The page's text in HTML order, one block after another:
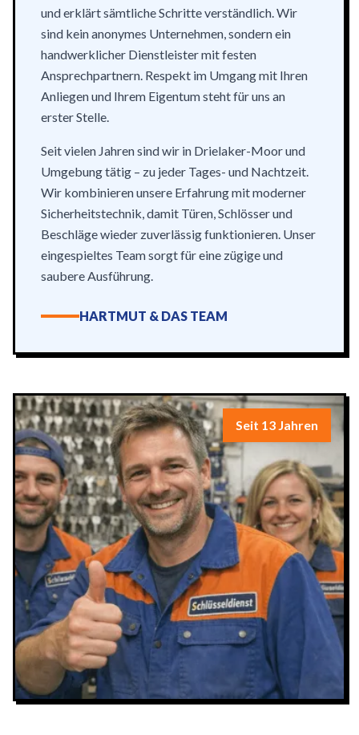
und erklärt sämtliche Schritte verständlich. Wir
sind kein anonymes Unternehmen, sondern ein
handwerklicher Dienstleister mit festen
Ansprechpartnern. Respekt im Umgang mit Ihren
Anliegen und Ihrem Eigentum steht für uns an
erster Stelle.
Seit vielen Jahren sind wir in Drielaker-Moor und
Umgebung tätig – zu jeder Tages- und Nachtzeit.
Wir kombinieren unsere Erfahrung mit moderner
Sicherheitstechnik, damit Türen, Schlösser und
Beschläge wieder zuverlässig funktionieren. Unser
eingespieltes Team sorgt für eine zügige und
saubere Ausführung.
HARTMUT & DAS TEAM
Seit 13 Jahren